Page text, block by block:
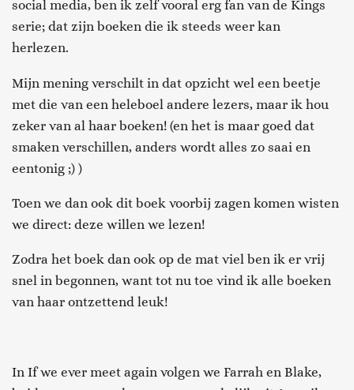
social media, ben ik zelf vooral erg fan van de Kings
serie; dat zijn boeken die ik steeds weer kan
herlezen.
Mijn mening verschilt in dat opzicht wel een beetje
met die van een heleboel andere lezers, maar ik hou
zeker van al haar boeken! (en het is maar goed dat
smaken verschillen, anders wordt alles zo saai en
eentonig ;) )
Toen we dan ook dit boek voorbij zagen komen wisten
we direct: deze willen we lezen!
Zodra het boek dan ook op de mat viel ben ik er vrij
snel in begonnen, want tot nu toe vind ik alle boeken
van haar ontzettend leuk!
In If we ever meet again volgen we Farrah en Blake,